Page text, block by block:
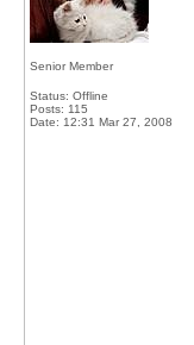
Senior Member
Status: Offline
Posts: 115
Date: 12:31 Mar 27, 2008